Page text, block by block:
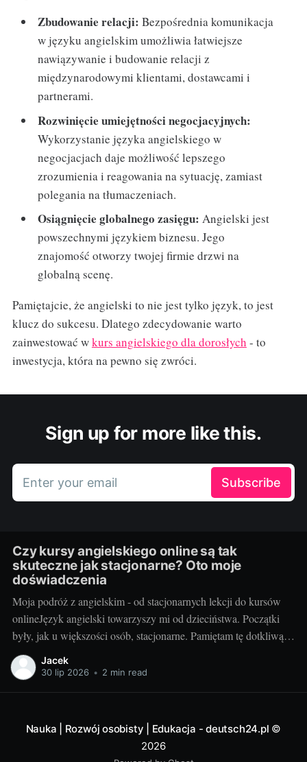
Zbudowanie relacji: Bezpośrednia komunikacja
w języku angielskim umożliwia łatwiejsze
nawiązywanie i budowanie relacji z
międzynarodowymi klientami, dostawcami i
partnerami.
Rozwinięcie umiejętności negocjacyjnych:
Wykorzystanie języka angielskiego w
negocjacjach daje możliwość lepszego
zrozumienia i reagowania na sytuację, zamiast
polegania na tłumaczeniach.
Osiągnięcie globalnego zasięgu: Angielski jest
powszechnymi językiem biznesu. Jego
znajomość otworzy twojej firmie drzwi na
globalną scenę.
Pamiętajcie, że angielski to nie jest tylko język, to jest
klucz do sukcesu. Dlatego zdecydowanie warto
zainwestować wkurs angielskiego dla dorosłych - to
inwestycja, która na pewno się zwróci.
Sign up for more like this.
Enter your email Subscribe
Czy kursy angielskiego online są tak
skuteczne jak stacjonarne? Oto moje
doświadczenia
Moja podróż z angielskim - od stacjonarnych lekcji do kursów
onlineJęzyk angielski towarzyszy mi od dzieciństwa. Początki
były, jak u większości osób, stacjonarne. Pamiętam tę dotkliwą
niechęć do porannego wstawania, pendolowania do szkoły i
powrotów w gorszym nastroju, niż w momencie wyjścia.
Jacek
30 lip 2026 • 2 min read
Nauka | Rozwój osobisty | Edukacja - deutsch24.pl ©
2026